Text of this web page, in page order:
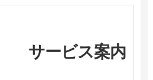
サービス案内